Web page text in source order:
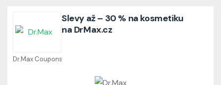
Dr.Max Coupons
Slevy až – 30 % na kosmetiku
na DrMax.cz